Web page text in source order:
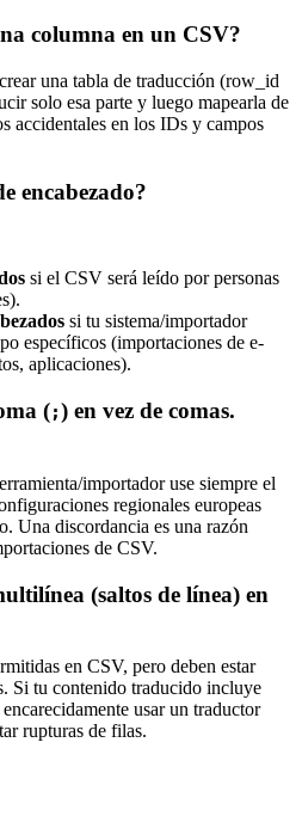
columna en un CSV?
una tabla de traducción (row_id
solo esa parte y luego mapearla de
accidentales en los IDs y campos
encabezado?
si el CSV será leído por personas
si tu sistema/importador
específicos (importaciones de e-
aplicaciones).
(;) en vez de comas.
importador use siempre el
regionales europeas
Una discordancia es una razón
de CSV.
(saltos de línea) en
en CSV, pero deben estar
Si tu contenido traducido incluye
usar un traductor
rupturas de filas.